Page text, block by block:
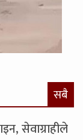
सबै
सेवाग्राहीले